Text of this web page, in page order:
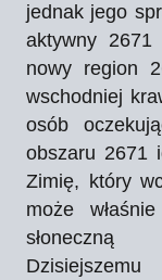
jednak jego
aktywny
nowy region
wschodniej
osób
obszaru 2671
Zimię, który
może
słoneczną